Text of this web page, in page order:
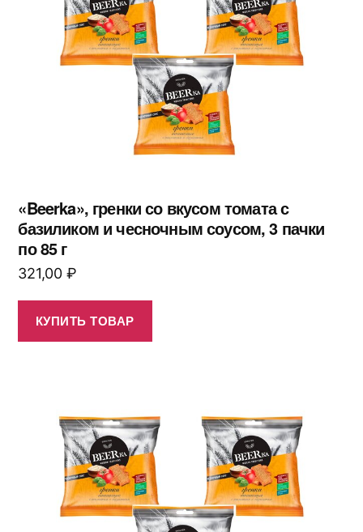
«Beerka», гренки со вкусом томата с
базиликом и чесночным соусом, 3 пачки
по 85 г
321,00 ₽
КУПИТЬ ТОВАР